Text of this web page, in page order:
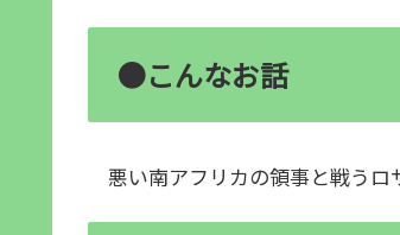
●こんなお話
悪い南アフリカの領事と戦うロ